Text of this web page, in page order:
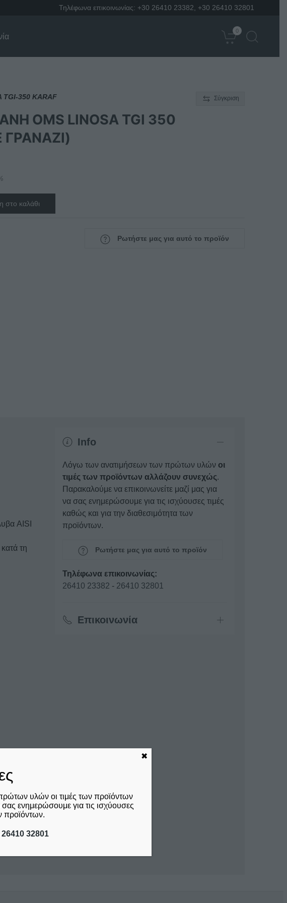
Τηλέφωνα επικοινωνίας: +30 26410 23382 +30 26410 32801
0
TGI-350 KARAF Σύγκριση
OMS LINOSA TGI 350
ΓΡΑΝΑΖΙ)
στο καλάθι
Ρωτήστε μας για αυτό το προϊόν
AISI
τη
Info
Λόγω των ανατιμήσεων των πρώτων υλών οι
τιμές των προϊόντων αλλάζουν συνεχώς.
Παρακαλούμε να επικοινωνείτε μαζί μας για
να σας ενημερώσουμε για τις ισχύουσες τιμές
καθώς και για την διαθεσιμότητα των
προϊόντων.
Ρωτήστε μας για αυτό το προϊόν
Τηλέφωνα επικοινωνίας:
26410 23382 - 26410 32801
Επικοινωνία
υλών οι τιμές των προϊόντων
ενημερώσουμε για τις ισχύουσες
προϊόντων.
26410 32801
✖